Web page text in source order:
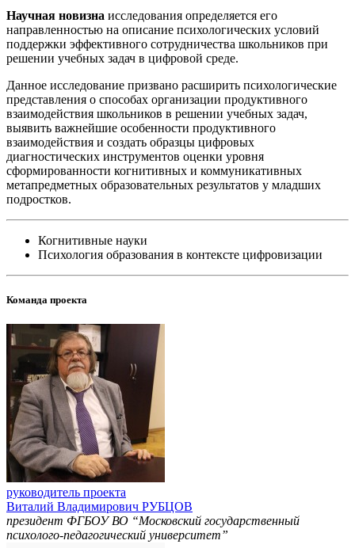
Научная новизна исследования определяется его
направленностью на описание психологических условий
поддержки эффективного сотрудничества школьников при
решении учебных задач в цифровой среде.
Данное исследование призвано расширить психологические
представления о способах организации продуктивного
взаимодействия школьников в решении учебных задач,
выявить важнейшие особенности продуктивного
взаимодействия и создать образцы цифровых
диагностических инструментов оценки уровня
сформированности когнитивных и коммуникативных
метапредметных образовательных результатов у младших
подростков.
Когнитивные науки
Психология образования в контексте цифровизации
Команда проекта
руководитель проекта
Виталий Владимирович РУБЦОВ
президент ФГБОУ ВО “Московский государственный
психолого-педагогический университет”